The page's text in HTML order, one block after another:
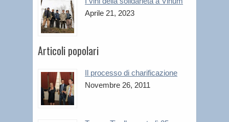
Aprile 21, 2023
Articoli popolari
Il processo di charificazione
Novembre 26, 2011